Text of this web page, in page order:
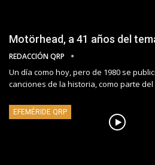
Motörhead, a 41 años del
REDACCIÓN QRP
Un día como hoy, pero de 1980 se
canciones de la historia, como parte
EFEMÉRIDE QRP